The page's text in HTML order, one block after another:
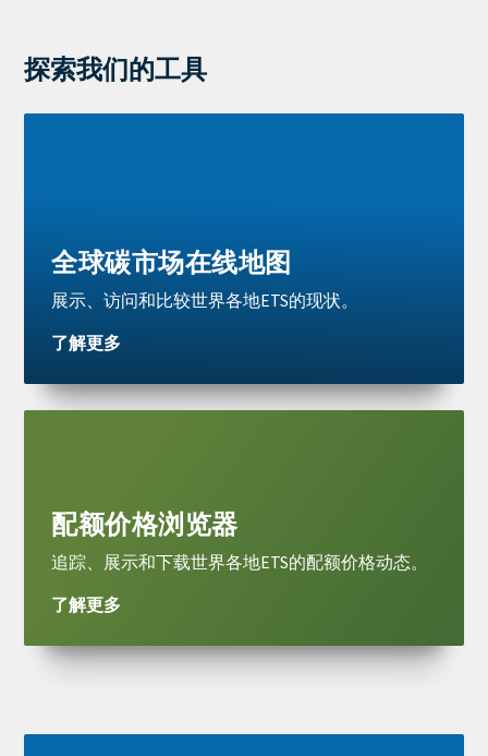
探索我们的工具
全球碳市场在线地图
展示、访问和比较世界各地ETS的现状。
了解更多
配额价格浏览器
追踪、展示和下载世界各地ETS的配额价格动态。
了解更多